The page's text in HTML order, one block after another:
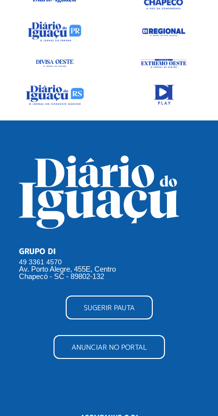
GRUPO DI
49 3361 4570
Av. Porto Alegre, 455E, Centro
Chapecó - SC - 89802-132
SUGERIR PAUTA
ANUNCIAR NO PORTAL